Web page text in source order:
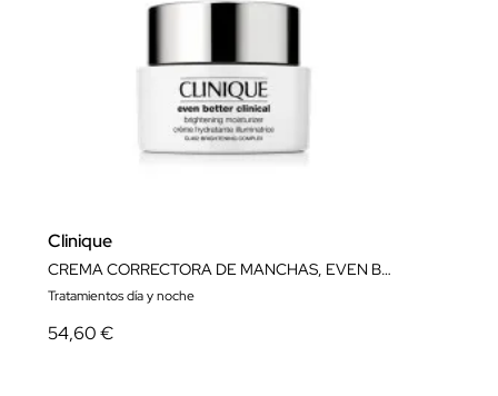
Clinique
CREMA CORRECTORA DE MANCHAS, EVEN BETTER BRIGHTENING MOISTURIZER 50ML
Tratamientos día y noche
54,60 €